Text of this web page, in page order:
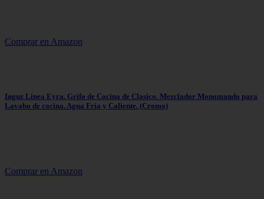
Comprar en Amazon
Inguz Linea Eyra. Grifo de Cocina de Clasico. Mezclador Monomando para
Lavabo de cocina. Agua Fria y Caliente. (Cromo)
Comprar en Amazon